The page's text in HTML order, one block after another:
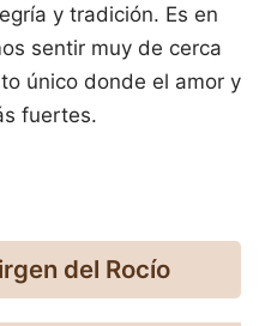
y tradición. Es en
sentir muy de cerca
único donde el amor y
fuertes.
del Rocío